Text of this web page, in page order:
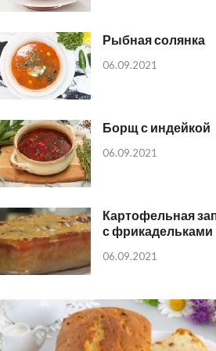
Рыбная солянка
06.09.2021
Борщ с индейкой
06.09.2021
Картофельная
с фрикадельками
06.09.2021